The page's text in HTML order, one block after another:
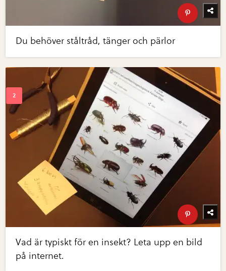
Du behöver ståltråd, tänger och pärlor
Vad är typiskt för en insekt? Leta upp en bild
på internet.